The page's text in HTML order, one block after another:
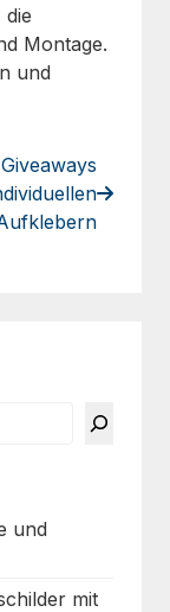
die
Montage.
und
und
mit